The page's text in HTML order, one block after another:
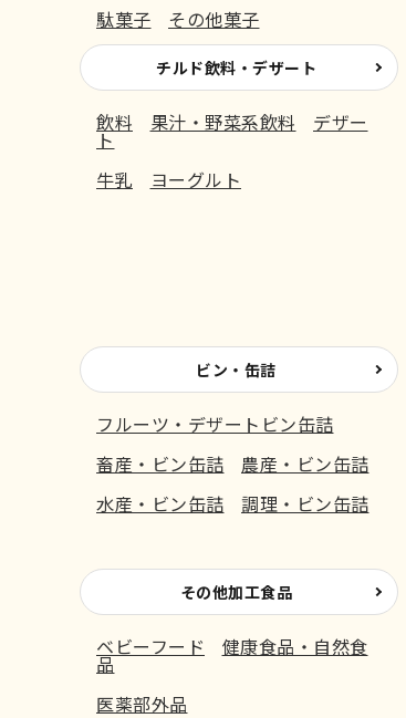
駄菓子
その他菓子
チルド飲料・デザート
飲料 果汁・野菜系飲料 デザー
ト
牛乳
ヨーグルト
ビン・缶詰
フルーツ・デザートビン缶詰
畜産・ビン缶詰
農産・ビン缶詰
水産・ビン缶詰
調理・ビン缶詰
その他加工食品
ベビーフード 健康食品・自然食
品
医薬部外品